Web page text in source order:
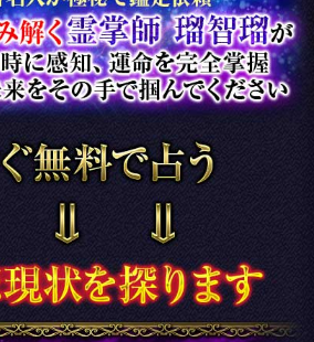
具体的に
き彫りにします
に思いを込め
ください